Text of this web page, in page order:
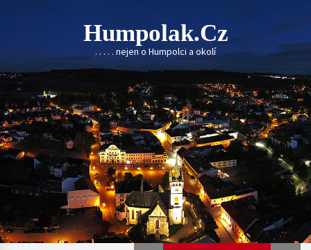
Skip
to
content
Humpolak.cz
. . . . . nejen o Humpolci a okolí